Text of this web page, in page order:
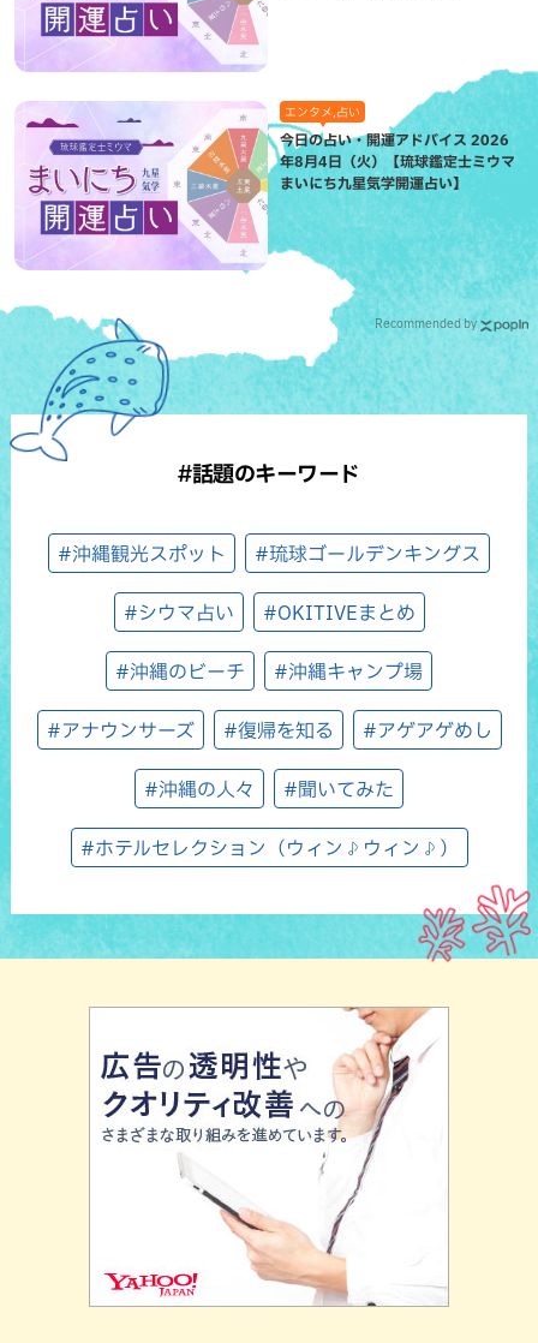
エンタメ,占い
今日の占い・開運アドバイス 2026
年8月4日（火）【琉球鑑定士ミウマ
まいにち九星気学開運占い】
Recommended by
#話題のキーワード
#沖縄観光スポット #琉球ゴールデンキングス
#シウマ占い #OKITIVEまとめ
#沖縄のビーチ #沖縄キャンプ場
#アナウンサーズ #復帰を知る #アゲアゲめし
#沖縄の人々 #聞いてみた
#ホテルセレクション（ウィン♪ウィン♪）